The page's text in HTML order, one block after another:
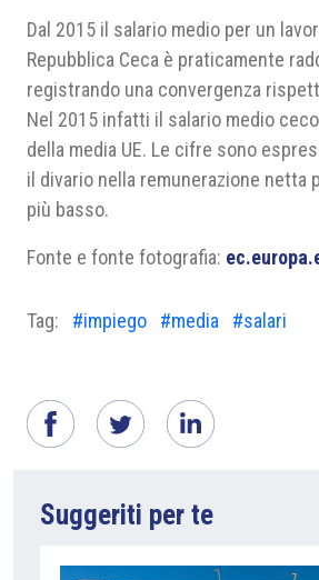
Dal 2015 il salario medio per un
Repubblica Ceca è praticamente
registrando una convergenza
Nel 2015 infatti il salario medio
della media UE. Le cifre sono
il divario nella remunerazione netta
più basso.
Fonte e fonte fotografia:
Tag: #impiego #media #salari
Suggeriti per te